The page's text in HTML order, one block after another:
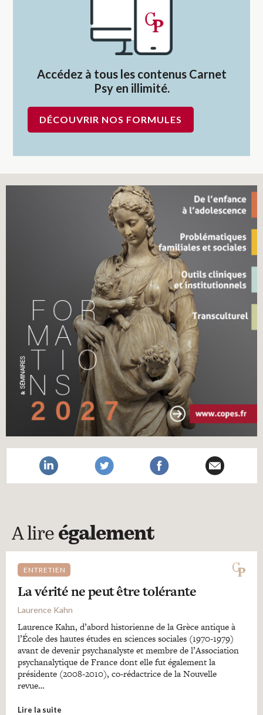
Accédez à tous les contenus Carnet
Psy en illimité.
DÉCOUVRIR NOS FORMULES
A lire également
ENTRETIEN
La vérité ne peut être tolérante
Laurence Kahn
Laurence Kahn, d’abord historienne de la Grèce antique à
l’École des hautes études en sciences sociales (1970-1979)
avant de devenir psychanalyste et membre de l’Association
psychanalytique de France dont elle fut également la
présidente (2008-2010), co-rédactrice de la Nouvelle
revue…
Lire la suite